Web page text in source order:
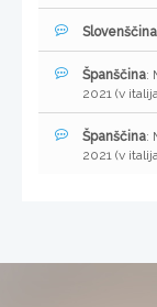
Slovenščina
Španščina:
2021 (v
Španščina:
2021 (v